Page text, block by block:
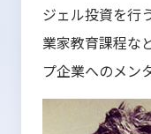
ジェル投資を行
業家教育課程な
プ企業へのメン